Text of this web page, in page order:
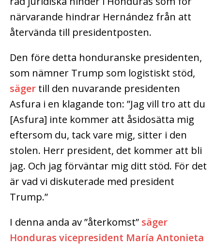
närvarande hindrar Hernández från att
återvända till presidentposten.
Den före detta honduranske presidenten,
som nämner Trump som logistiskt stöd,
säger till den nuvarande presidenten
Asfura i en klagande ton: ”Jag vill tro att du
[Asfura] inte kommer att åsidosätta mig
eftersom du, tack vare mig, sitter i den
stolen. Herr president, det kommer att bli
jag. Och jag förväntar mig ditt stöd. För det
är vad vi diskuterade med president
Trump.”
I denna anda av ”återkomst” säger
Honduras vicepresident María Antonieta